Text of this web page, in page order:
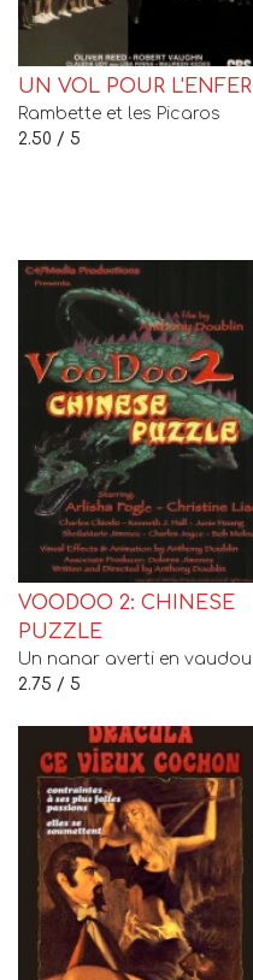
UN VOL POUR L'ENFER
Rambette et les Picaros
2.50 / 5
VOODOO 2: CHINESE
PUZZLE
Un nanar averti en vaudou
2.75 / 5